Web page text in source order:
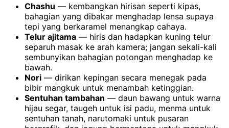
Chashu — kembangkan hirisan seperti kipas,
bahagian yang dibakar menghadap lensa supaya
tepi yang berkaramel menangkap cahaya.
Telur ajitama — hiris dan hadapkan kuning telur
separuh masak ke arah kamera; jangan sekali-kali
sembunyikan bahagian potongan menghadap ke
bawah.
Nori — dirikan kepingan secara menegak pada
bibir mangkuk untuk menambah ketinggian.
Sentuhan tambahan — daun bawang untuk warna
hijau segar, taugeh untuk isi padu, menma untuk
sentuhan tanah, narutomaki untuk pusaran